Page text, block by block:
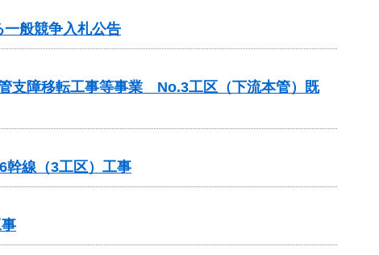
般競争入札公告
支障移転工事等事業 No.3工区（下流本管）既
幹線（3工区）工事